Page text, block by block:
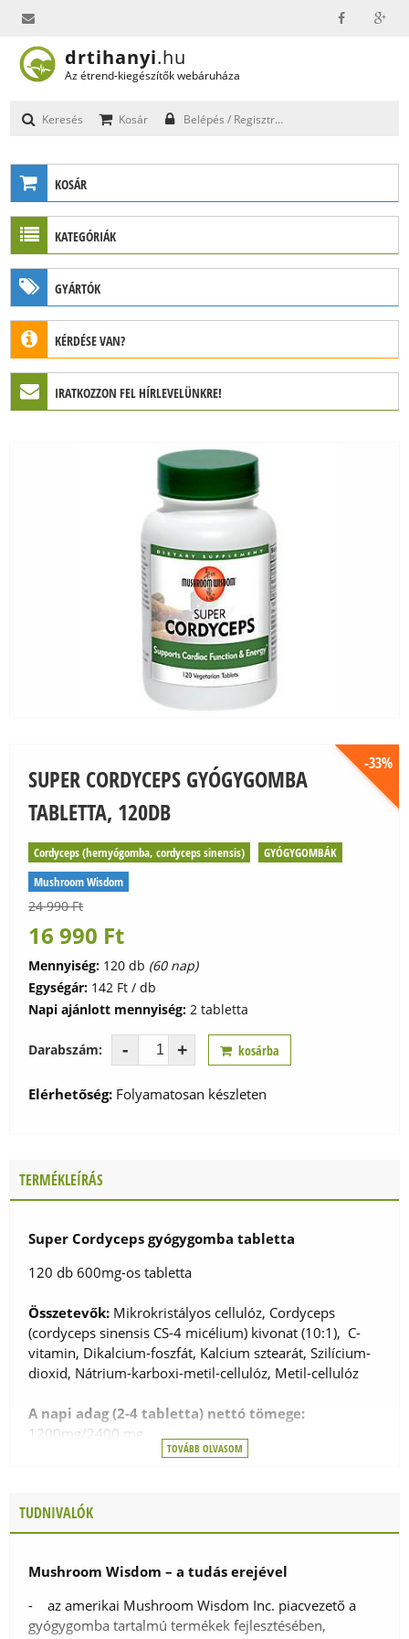
info@drtihanyi.hudrtihanyi.hu
Az étrend-kiegészítők webáruháza
Keresés Kosár Belépés / Regisztráció
KOSÁR
A kosár üres.
MEGRENDELÉS 0Ft
Összesen:
KATEGÓRIÁK
GYÓGYGOMBÁK
CHAGA (HAMVASKÉREG GOMBA)
CORDYCEPS (HERNYÓGOMBA, CORDYCEPS SINENSIS)
GANODERMA (REISHI, PECSÉTVIASZGOMBA)
MAITAKE (BOKROSGOMBA, GRIFOLA FRONDOSA)
GYÁRTÓK
Mushroom Wisdom
KÉRDÉSE VAN?
Küldje el kérdését, és hamarosan válaszolunk!
info@drtihanyi.hu
IRATKOZZON FEL HÍRLEVELÜNKRE!
Személyes ajánlatok Önnek
Értesüljön legújabb cikkeinkről
Az Ön problémájára is lehet természetes
SUPER CORDYCEPS GYÓGYGOMBA
TABLETTA, 120DB
Cordyceps (hernyógomba, cordyceps sinensis)
GYÓGYGOMBÁK
Mushroom Wisdom
24 990 Ft
16 990 Ft
Mennyiség: 120 db (60 nap)
Egységár: 142 Ft / db
Napi ajánlott mennyiség:2 tabletta
Darabszám: - + kosárba
Elérhetőség: Folyamatosan készleten
-33%
TERMÉKLEÍRÁS
Super Cordyceps gyógygomba tabletta
120 db 600mg-os tabletta
Összetevők: Mikrokristályos cellulóz, Cordyceps
(cordyceps sinensis CS-4 micélium) kivonat (10:1), C-
vitamin, Dikalcium-foszfát, Kalcium sztearát, Szilícium-
dioxid, Nátrium-karboxi-metil-cellulóz, Metil-cellulóz
A napi adag (2-4 tabletta) nettó tömege:
1200mg/2400 mg
- Cordyceps (Cordyceps sinensis CS-4 micélium)
kivonat (10:1): 400mg/800mg
A termék nem tartalmaz cukrot, sót, humuszt,
TOVÁBB OLVASOM
TUDNIVALÓK
Mushroom Wisdom – a tudás erejével
- az amerikai Mushroom Wisdom Inc. piacvezető a
gyógygomba tartalmú termékek fejlesztésében,